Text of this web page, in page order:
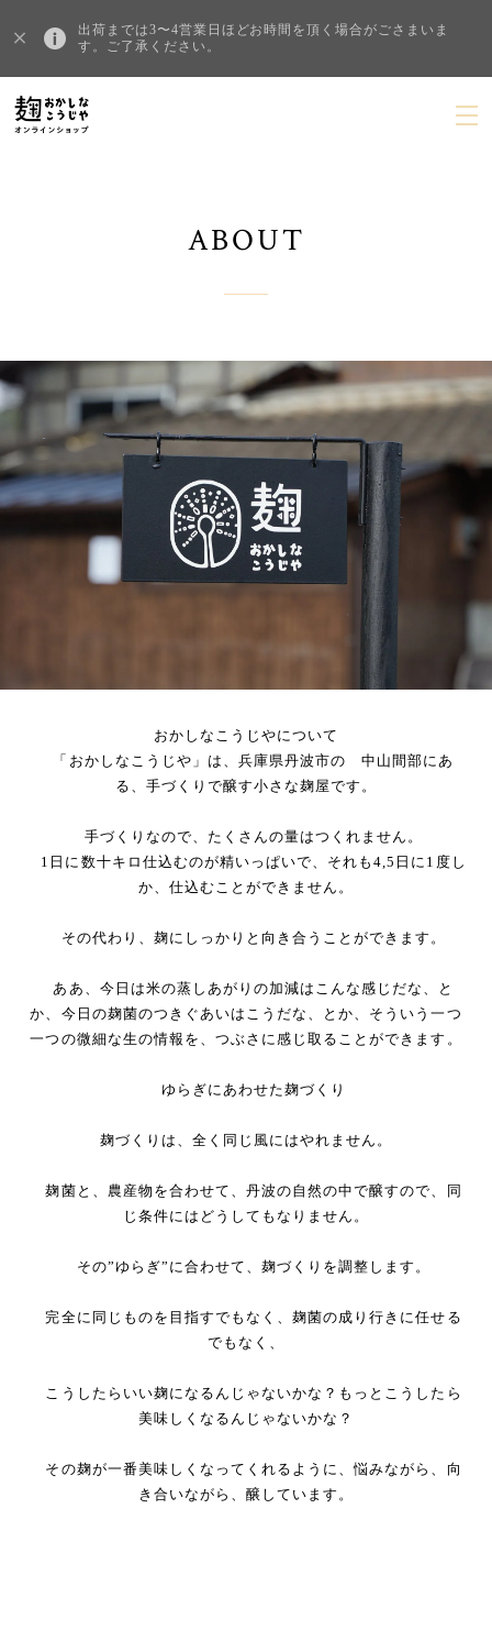
出荷までは3〜4営業日ほどお時間を頂く場合がごさまいま
す。ご了承ください。
ABOUT
おかしなこうじやについて
「おかしなこうじや」は、兵庫県丹波市の 中山間部にあ
る、手づくりで醸す小さな麹屋です。
手づくりなので、たくさんの量はつくれません。
1日に数十キロ仕込むのが精いっぱいで、それも4,5日に1度し
か、仕込むことができません。
その代わり、麹にしっかりと向き合うことができます。
ああ、今日は米の蒸しあがりの加減はこんな感じだな、と
か、今日の麹菌のつきぐあいはこうだな、とか、そういう一つ
一つの微細な生の情報を、つぶさに感じ取ることができます。
ゆらぎにあわせた麹づくり
麹づくりは、全く同じ風にはやれません。
麹菌と、農産物を合わせて、丹波の自然の中で醸すので、同
じ条件にはどうしてもなりません。
その”ゆらぎ”に合わせて、麹づくりを調整します。
完全に同じものを目指すでもなく、麹菌の成り行きに任せる
でもなく、
こうしたらいい麹になるんじゃないかな？もっとこうしたら
美味しくなるんじゃないかな？
その麹が一番美味しくなってくれるように、悩みながら、向
き合いながら、醸しています。